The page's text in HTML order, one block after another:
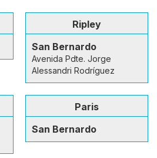
Ripley
San Bernardo
Avenida Pdte. Jorge
Alessandri Rodríguez
Paris
San Bernardo